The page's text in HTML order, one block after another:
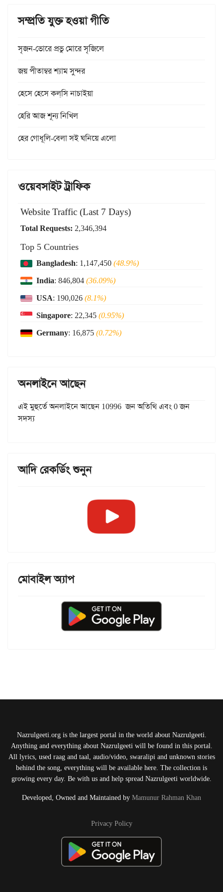
সম্প্রতি যুক্ত হওয়া গীতি
সৃজন-ভোরে প্রভু মোরে সৃজিলে
জয় পীতাম্বর শ্যাম সুন্দর
হেসে হেসে কল্‌সি নাচাইয়া
হেরি আজ শূন্য নিখিল
হের গোধূলি-বেলা সই ঘনিয়ে এলো
ওয়েবসাইট ট্রাফিক
Website Traffic (Last 7 Days)
Total Requests: 2,346,394
Top 5 Countries
Bangladesh: 1,147,450(48.9%)
India: 846,804(36.09%)
USA: 190,026(8.1%)
Singapore: 22,345(0.95%)
Germany: 16,875(0.72%)
অনলাইনে আছেন
এই মুহুর্তে অনলাইনে আছেন 10996 জন অতিথি এবং 0 জন
সদস্য
আদি রেকর্ডিং শুনুন
মোবাইল অ্যাপ
Nazrulgeeti.org is the largest portal in the world about Nazrulgeeti.
Anything and everything about Nazrulgeeti will be found in this portal.
All lyrics, used raag and taal, audio/video, swaralipi and unknown stories
behind the song, everything will be available here. The collection is
growing every day. Be with us and help spread Nazrulgeeti worldwide.
Developed, Owned and Maintained by Mamunur Rahman Khan
Privacy Policy